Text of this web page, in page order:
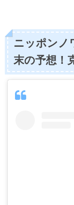
ニッポンノ
末の予想！